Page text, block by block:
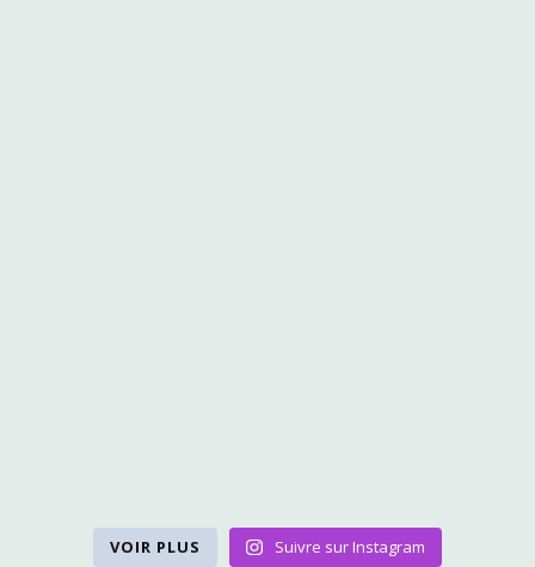
VOIR PLUS Suivre sur Instagram